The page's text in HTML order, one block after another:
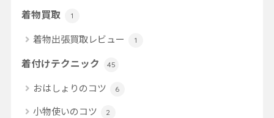
着物買取 1
着物出張買取レビュー 1
着付けテクニック 45
おはしょりのコツ 6
小物使いのコツ 2